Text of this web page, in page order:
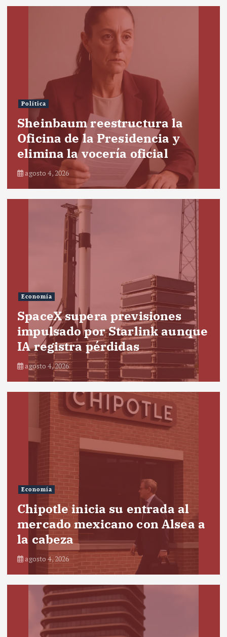
Política
Sheinbaum reestructura la
Oficina de la Presidencia y
elimina la vocería oficial
agosto 4, 2026
Economía
SpaceX supera previsiones
impulsado por Starlink aunque
IA registra pérdidas
agosto 4, 2026
Economía
Chipotle inicia su entrada al
mercado mexicano con Alsea a
la cabeza
agosto 4, 2026